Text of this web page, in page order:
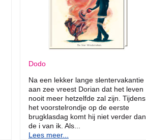
Dodo
Na een lekker lange slentervakantie
aan zee vreest Dorian dat het leven
nooit meer hetzelfde zal zijn. Tijdens
het voorstelrondje op de eerste
brugklasdag komt hij niet verder dan
de i van ik. Als...
Lees meer...